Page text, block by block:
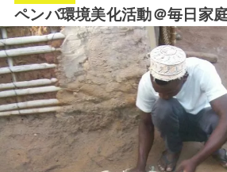
ペンバ環境美化活動＠毎日家